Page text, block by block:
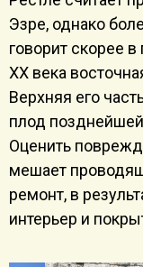
Эзре, однако
говорит скорее
ХХ века
Верхняя его
плод
Оценить
мешает
ремонт, в
интерьер и